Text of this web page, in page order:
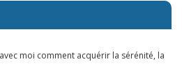
moi comment acquérir la sérénité, la